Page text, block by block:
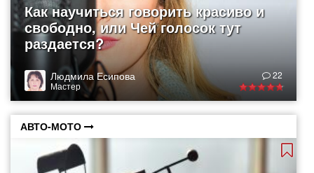
Как научиться говорить красиво и
свободно, или Чей голосок тут
раздается?
Людмила Есипова
Мастер
22
АВТО-МОТО